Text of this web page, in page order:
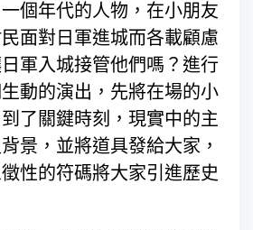
個年代的人物，在小朋友
面對日軍進城而各載顧慮
軍入城接管他們嗎？進行
動的演出，先將在場的小
了關鍵時刻，現實中的主
景，並將道具發給大家，
性的符碼將大家引進歷史